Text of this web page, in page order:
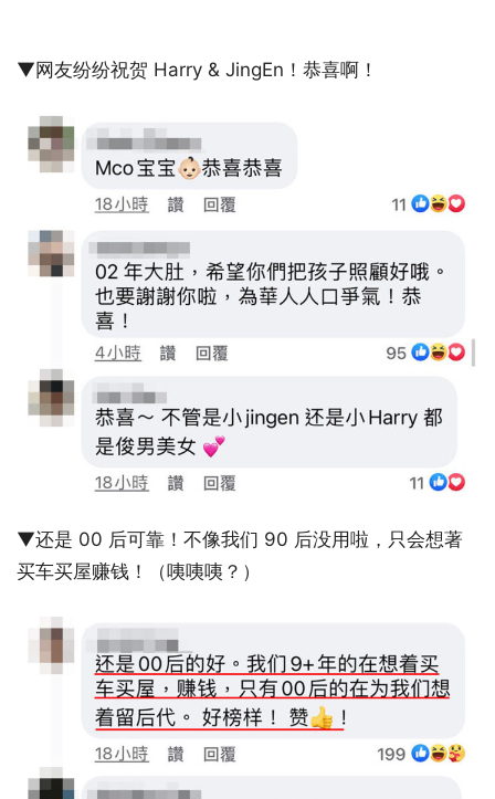
▼网友纷纷祝贺 Harry & JingEn！恭喜啊！
▼还是 00 后可靠！不像我们 90 后没用啦，只会想著
买车买屋赚钱！（咦咦咦？）